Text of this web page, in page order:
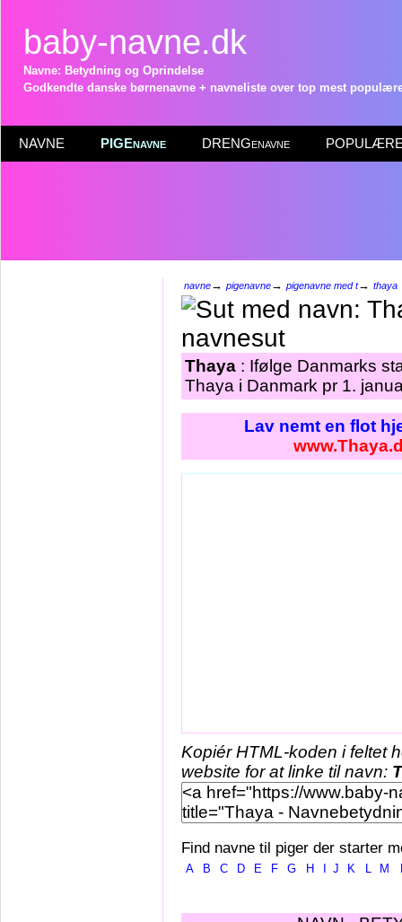
baby-navne.dk
Navne: Betydning og Oprindelse
Godkendte danske børnenavne + navneliste over top mest
NAVNE PIGEnavne DRENGenavne POPULÆRE
navne→ pigenavne→ pigenavne med t→ thaya
Thaya : Ifølge Danmarks
Thaya i Danmark pr 1.
Lav nemt en flot
Kopiér HTML-koden i feltet
website for at linke til navn:
Find navne til piger der starter
A B C D E F G H J K L M